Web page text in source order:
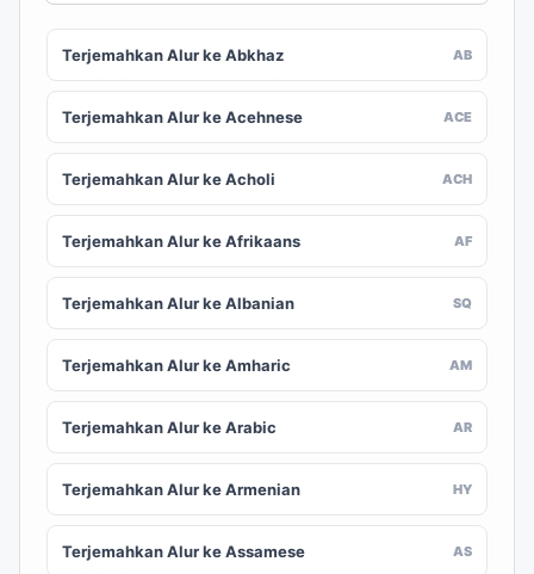
Terjemahkan Alur ke Abkhaz AB
Terjemahkan Alur ke Acehnese ACE
Terjemahkan Alur ke Acholi ACH
Terjemahkan Alur ke Afrikaans AF
Terjemahkan Alur ke Albanian SQ
Terjemahkan Alur ke Amharic AM
Terjemahkan Alur ke Arabic AR
Terjemahkan Alur ke Armenian HY
Terjemahkan Alur ke Assamese AS